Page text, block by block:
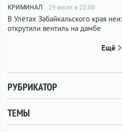
КРИМИНАЛ 29 июля в 22:00
В Улётах Забайкальского края
открутили вентиль на дамбе
Ещё
РУБРИКАТОР
ТЕМЫ